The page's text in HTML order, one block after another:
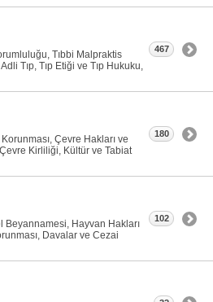
Tıbbi Malpraktis
Tıp, Tıp Etiği ve Tıp Hukuku,
467
Çevre Hakları ve
Kirliliği, Kültür ve Tabiat
180
Beyannamesi, Hayvan Hakları
Davalar ve Cezai
102